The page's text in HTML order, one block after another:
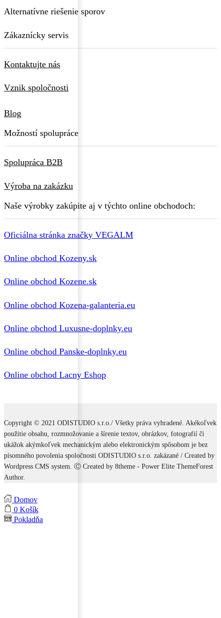
Alternatívne riešenie sporov
Zákaznícky servis
Kontaktujte nás
Vznik spoločnosti
Blog
Možností spolupráce
Spolupráca B2B
Výroba na zakázku
Naše výrobky zakúpite aj v týchto online obchodoch:
Oficiálna stránka značky VEGALM
Online obchod Kozeny.sk
Online obchod Kozene.sk
Online obchod Kozena-galanteria.eu
Online obchod Luxusne-doplnky.eu
Online obchod Panske-doplnky.eu
Online obchod Lacny Eshop
Copyright © 2021 ODISTUDIO s.r.o./ Všetky práva vyhradené. Akékoľvek
použitie obsahu, rozmnožovanie a šírenie textov, obrázkov, fotografií či
ukážok akýmkoľvek mechanickým alebo elektronickým spôsobom je bez
písomného povolenia spoločnosti ODISTUDIO s.r.o. zakázané / Created by
Wordpress CMS system. Ⓒ Created by 8theme - Power Elite ThemeForest
Author.
Domov
0 Košík
Pokladňa